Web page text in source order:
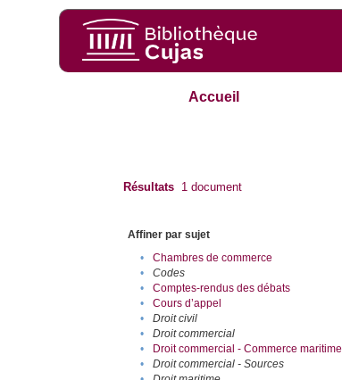
Accueil
Résultats 1 document
Affiner par sujet
•
Chambres de commerce
•
Codes
•
Comptes-rendus des débats
•
Cours d’appel
•
Droit civil
•
Droit commercial
•
Droit commercial - Commerce maritime
•
Droit commercial - Sources